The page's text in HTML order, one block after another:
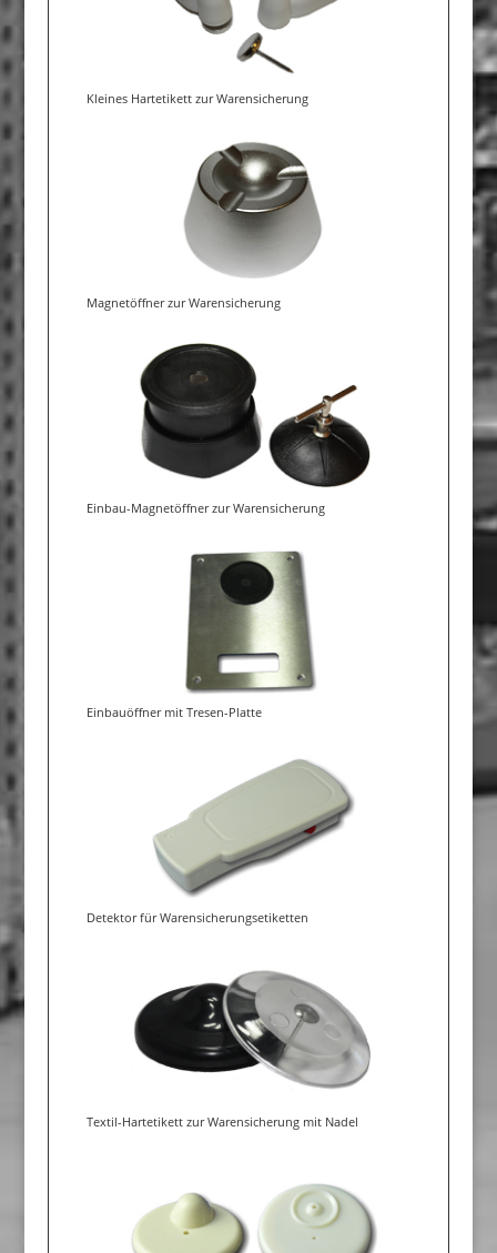
Kleines Hartetikett zur Warensicherung
Magnetöffner zur Warensicherung
Einbau-Magnetöffner zur Warensicherung
Einbauöffner mit Tresen-Platte
Detektor für Warensicherungsetiketten
Textil-Hartetikett zur Warensicherung mit Nadel